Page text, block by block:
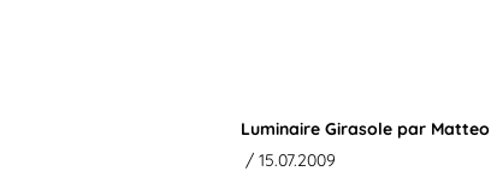
Luminaire Girasole par Matteo
/ 15.07.2009